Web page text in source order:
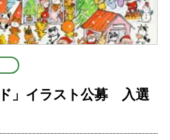
ド」イラスト公募 入選